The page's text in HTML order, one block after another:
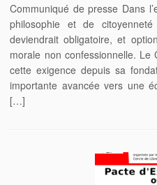
Communiqué de presse Dans
philosophie et de
deviendrait obligatoire, et
morale non confessionnelle. Le
cette exigence depuis sa
importante avancée vers une
[…]